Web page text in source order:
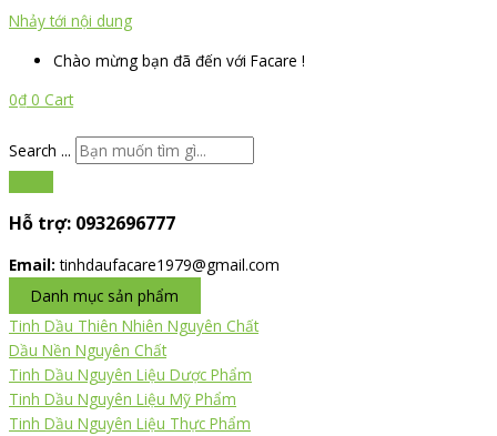
Nhảy tới nội dung
Chào mừng bạn đã đến với Facare !
0₫ 0 Cart
Search ...
Hỗ trợ: 0932696777
Email:tinhdaufacare1979@gmail.com
Danh mục sản phẩm
Tinh Dầu Thiên Nhiên Nguyên Chất
Dầu Nền Nguyên Chất
Tinh Dầu Nguyên Liệu Dược Phẩm
Tinh Dầu Nguyên Liệu Mỹ Phẩm
Tinh Dầu Nguyên Liệu Thực Phẩm